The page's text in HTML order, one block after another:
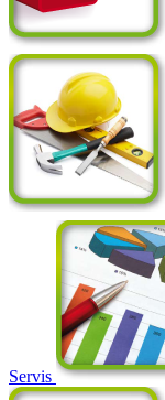
Servis